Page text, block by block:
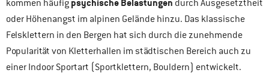
kommen häufig psychische Belastungen durch Ausgesetztheit
oder Höhenangst im alpinen Gelände hinzu. Das klassische
Felsklettern in den Bergen hat sich durch die zunehmende
Popularität von Kletterhallen im städtischen Bereich auch zu
einer Indoor Sportart (Sportklettern, Bouldern) entwickelt.